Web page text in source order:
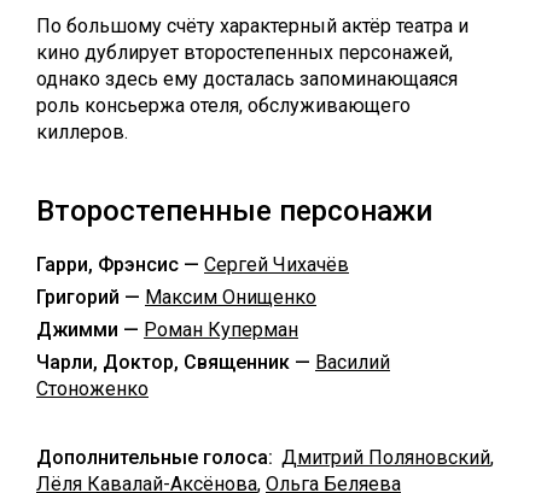
По большому счёту характерный актёр театра и
кино дублирует второстепенных персонажей,
однако здесь ему досталась запоминающаяся
роль консьержа отеля, обслуживающего
киллеров.
Второстепенные персонажи
Гарри, Фрэнсис — Сергей Чихачёв
Григорий — Максим Онищенко
Джимми — Роман Куперман
Чарли, Доктор, Священник — Василий
Стоноженко
Дополнительные голоса: Дмитрий Поляновский,
Лёля Кавалай-Аксёнова, Ольга Беляева